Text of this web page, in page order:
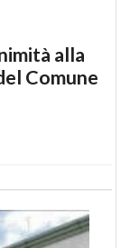
alla
Comune